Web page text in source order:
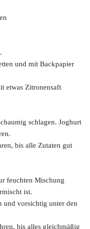
und mit Backpapier
etwas Zitronensaft
schlagen. Joghurt
bis alle Zutaten gut
feuchten Mischung
ist.
und vorsichtig unter den
bis alles gleichmäßig